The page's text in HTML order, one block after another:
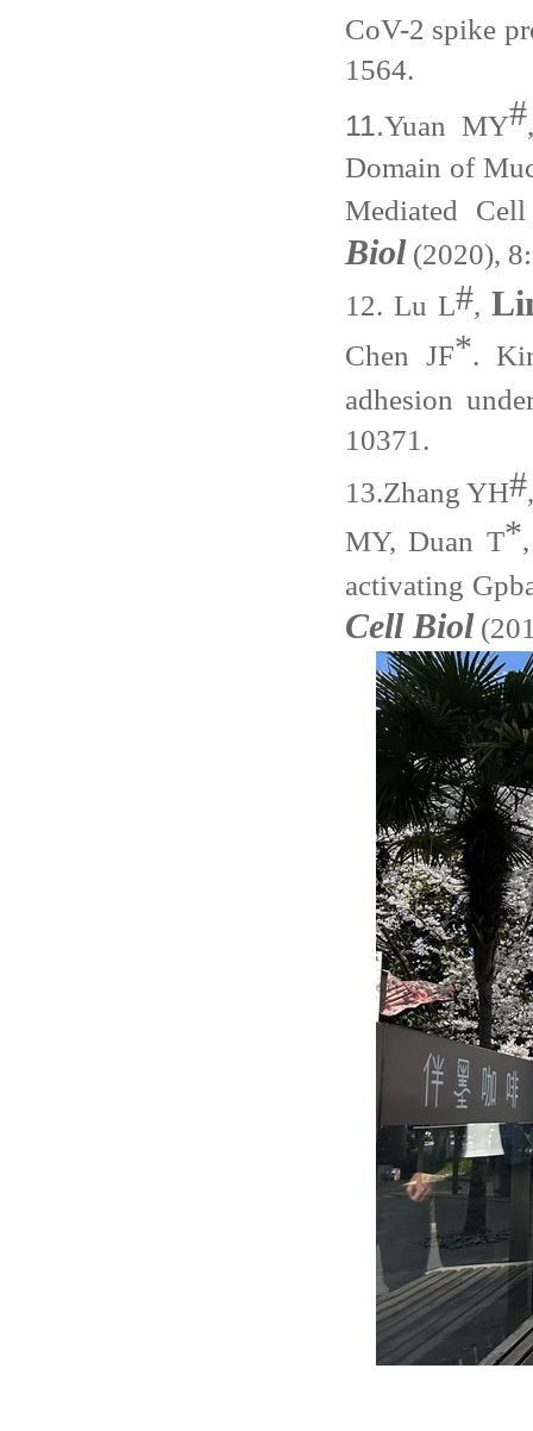
CoV-2 spike
1564.
11.Yuan MY#
Domain of
Mediated
Biol (2020),
12. Lu L#,
Chen JF*.
adhesion
10371.
13.Zhang YH#
MY, Duan T*
activating
Cell Biol